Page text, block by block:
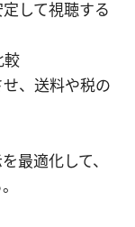
して視聴する
較
、送料や税の
最適化して、